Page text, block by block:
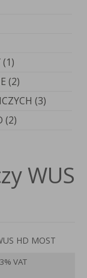
(1)
(2)
(3)
(2)
WUS
HD MOST
VAT